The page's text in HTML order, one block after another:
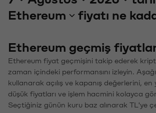
Ethereum
fiyatı ne
Ethereum geçmiş
Ethereum fiyat geçmişini takip ederek
zaman içindeki performansını izleyin.
kullanarak açılış ve kapanış değerlerini, en
düşük fiyatları ve işlem hacmini kolayca
Seçtiğiniz günün kuru baz alınarak TL'ye